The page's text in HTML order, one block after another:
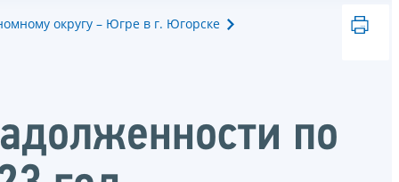
округу – Югре в г. Югорске
по